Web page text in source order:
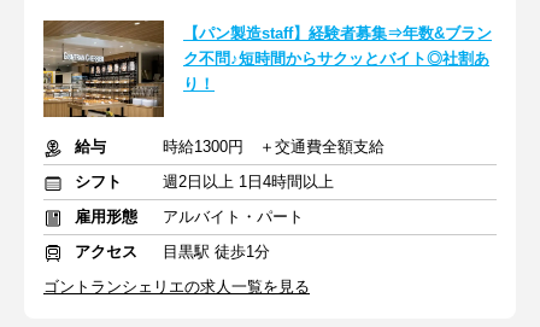
【パン製造staff】経験者募集⇒年数&ブラン
ク不問♪短時間からサクッとバイト◎社割あ
り！
給与
時給1300円 ＋交通費全額支給
シフト
週2日以上 1日4時間以上
雇用形態
アルバイト・パート
アクセス
目黒駅 徒歩1分
ゴントランシェリエの求人一覧を見る